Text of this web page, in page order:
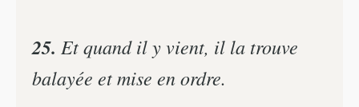
25. Et quand il y vient, il la trouve
balayée et mise en ordre.